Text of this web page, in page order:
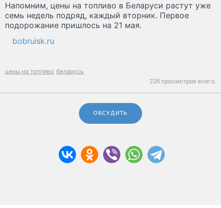
Напомним, цены на топливо в Беларуси растут уже
семь недель подряд, каждый вторник. Первое
подорожание пришлось на 21 мая.
bobruisk.ru
цены на топливо беларусь
226 просмотров всего.
ОБСУДИТЬ